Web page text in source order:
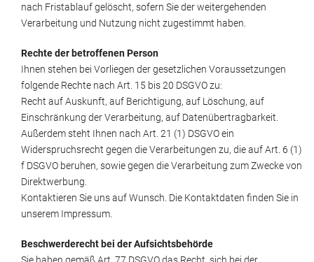
nach Fristablauf gelöscht, sofern Sie der weitergehenden
Verarbeitung und Nutzung nicht zugestimmt haben.
Rechte der betroffenen Person
Ihnen stehen bei Vorliegen der gesetzlichen Voraussetzungen
folgende Rechte nach Art. 15 bis 20 DSGVO zu:
Recht auf Auskunft, auf Berichtigung, auf Löschung, auf
Einschränkung der Verarbeitung, auf Datenübertragbarkeit.
Außerdem steht Ihnen nach Art. 21 (1) DSGVO ein
Widerspruchsrecht gegen die Verarbeitungen zu, die auf Art. 6 (1)
f DSGVO beruhen, sowie gegen die Verarbeitung zum Zwecke von
Direktwerbung.
Kontaktieren Sie uns auf Wunsch. Die Kontaktdaten finden Sie in
unserem Impressum.
Beschwerderecht bei der Aufsichtsbehörde